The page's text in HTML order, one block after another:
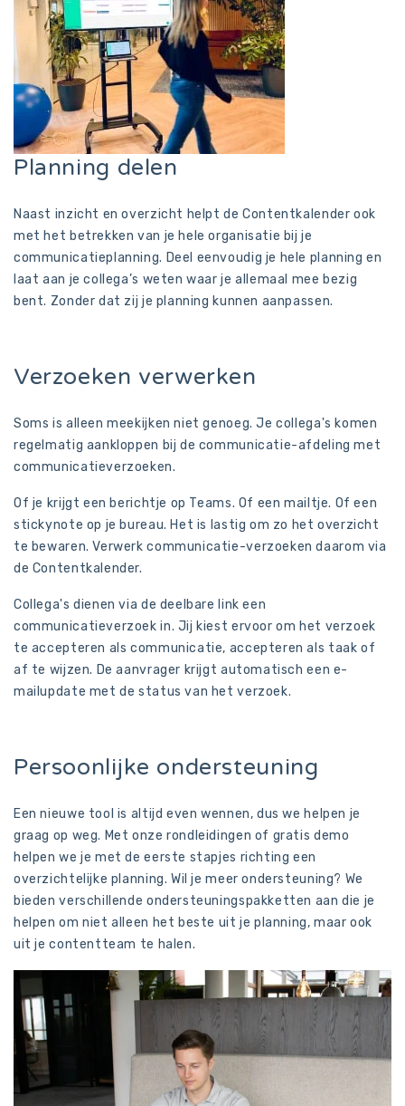
Planning delen
Naast inzicht en overzicht helpt de Contentkalender ook
met het betrekken van je hele organisatie bij je
communicatieplanning. Deel eenvoudig je hele planning en
laat aan je collega’s weten waar je allemaal mee bezig
bent. Zonder dat zij je planning kunnen aanpassen.
Verzoeken verwerken
Soms is alleen meekijken niet genoeg. Je collega's komen
regelmatig aankloppen bij de communicatie-afdeling met
communicatieverzoeken.
Of je krijgt een berichtje op Teams. Of een mailtje. Of een
stickynote op je bureau. Het is lastig om zo het overzicht
te bewaren. Verwerk communicatie-verzoeken daarom via
de Contentkalender.
Collega's dienen via de deelbare link een
communicatieverzoek in. Jij kiest ervoor om het verzoek
te accepteren als communicatie, accepteren als taak of
af te wijzen. De aanvrager krijgt automatisch een e-
mailupdate met de status van het verzoek.
Persoonlijke ondersteuning
Een nieuwe tool is altijd even wennen, dus we helpen je
graag op weg. Met onze rondleidingen of gratis demo
helpen we je met de eerste stapjes richting een
overzichtelijke planning. Wil je meer ondersteuning? We
bieden verschillende ondersteuningspakketten aan die je
helpen om niet alleen het beste uit je planning, maar ook
uit je contentteam te halen.